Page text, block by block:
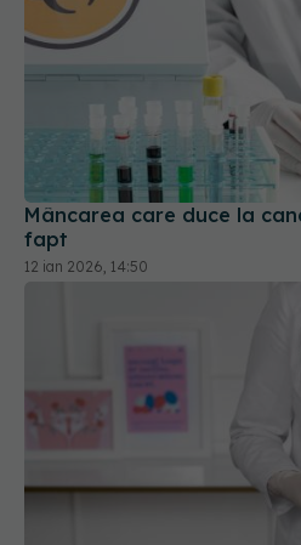
Mâncarea care duce la
fapt
12 ian 2026, 14:50